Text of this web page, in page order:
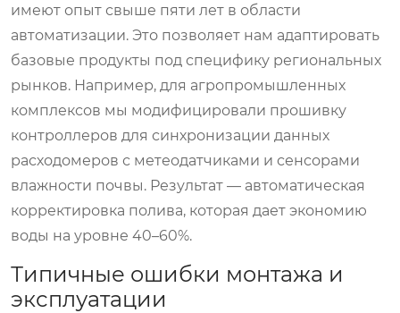
имеют опыт свыше пяти лет в области
автоматизации. Это позволяет нам адаптировать
базовые продукты под специфику региональных
рынков. Например, для агропромышленных
комплексов мы модифицировали прошивку
контроллеров для синхронизации данных
расходомеров с метеодатчиками и сенсорами
влажности почвы. Результат — автоматическая
корректировка полива, которая дает экономию
воды на уровне 40–60%.
Типичные ошибки монтажа и
эксплуатации